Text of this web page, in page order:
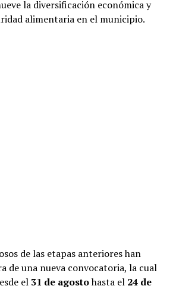
la diversificación económica y
alimentaria en el municipio.
de las etapas anteriores han
de una nueva convocatoria, la cual
el 31 de agostohasta el 24 de